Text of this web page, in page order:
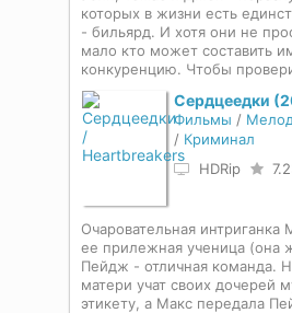
которых в жизни есть
- бильярд. И хотя они не
мало кто может составить
конкуренцию. Чтобы
Сердцеедки
Фильмы /
/ Криминал
HDRip
Очаровательная интриганка
ее прилежная ученица (она
Пейдж - отличная команда.
матери учат своих дочерей
этикету, а Макс передала